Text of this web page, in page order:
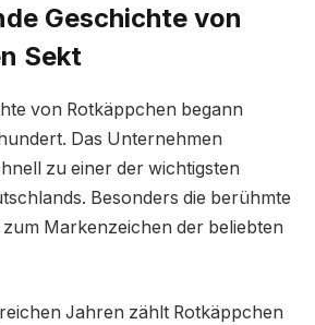
Geschichte von
Sekt
von Rotkäppchen begann
Das Unternehmen
zu einer der wichtigsten
Besonders die berühmte
Markenzeichen der beliebten
Jahren zählt Rotkäppchen